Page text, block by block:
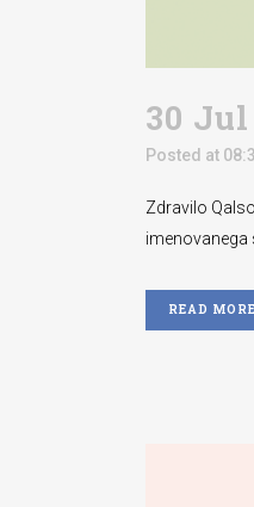
30 Jul
Posted at
Zdravilo
imenovanega
READ MORE